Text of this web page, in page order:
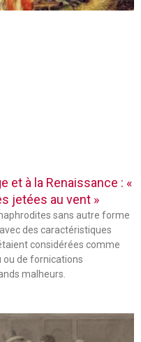
et à la Renaissance : «
jetées au vent »
sans autre forme
des caractéristiques
considérées comme
ou de fornications
malheurs.